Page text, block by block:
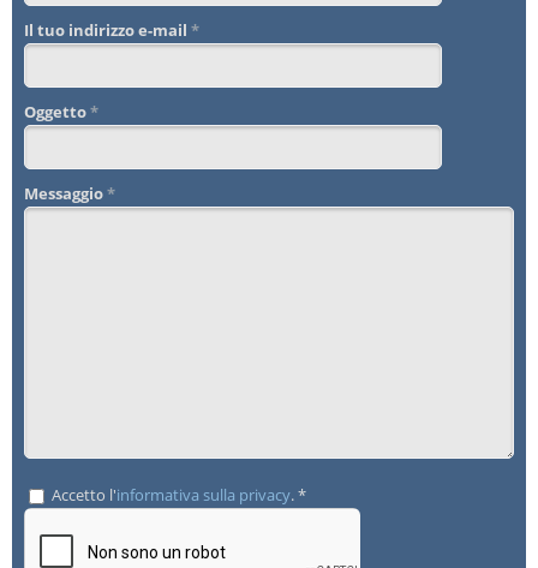
Il tuo indirizzo e-mail *
Oggetto*
Messaggio*
Accetto l'informativa sulla privacy. *